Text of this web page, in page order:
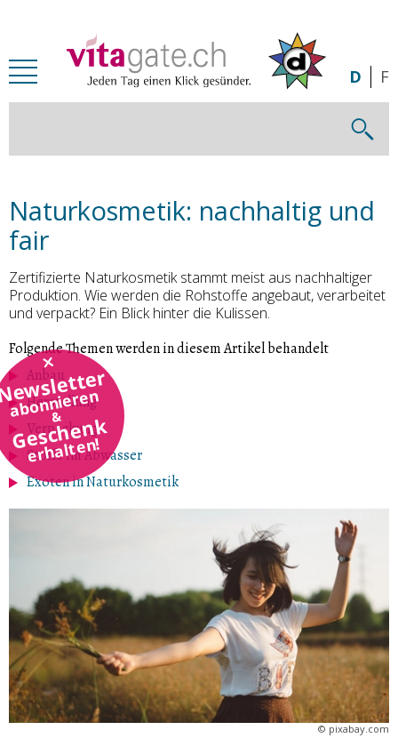
abonnieren
&
Geschenk
erhalten!
D F
Naturkosmetik: nachhaltig und
fair
Zertifizierte Naturkosmetik stammt meist aus nachhaltiger
Produktion. Wie werden die Rohstoffe angebaut, verarbeitet
und verpackt? Ein Blick hinter die Kulissen.
Folgende Themen werden in diesem Artikel behandelt
Anbau
Herstellung
Verpackung
Stoffe im Abwasser
Exoten in Naturkosmetik
© pixabay.com